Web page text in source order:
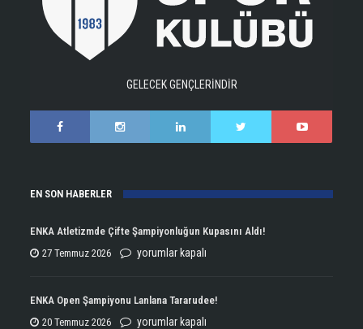
GELECEK GENÇLERİNDİR
EN SON HABERLER
ENKA Atletizmde Çifte Şampiyonluğun Kupasını Aldı!
27 Temmuz 2026
ENKA
Çifte
Şampiyonluğun
yorumlar kapalı
ENKA Open Şampiyonu Lanlana Tararudee!
20 Temmuz 2026
ENKA
yorumlar kapalı